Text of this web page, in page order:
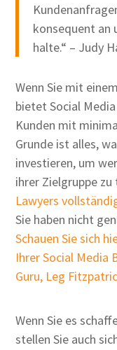
konsequent an
halte.“ – Judy
Wenn Sie mit
bietet Social
Kunden mit
Grunde ist alles,
investieren, um
ihrer Zielgruppe zu
Lawyers
Sie haben nicht
Schauen Sie sich
Ihrer Social Media
Guru, Leg
Wenn Sie es
stellen Sie auch